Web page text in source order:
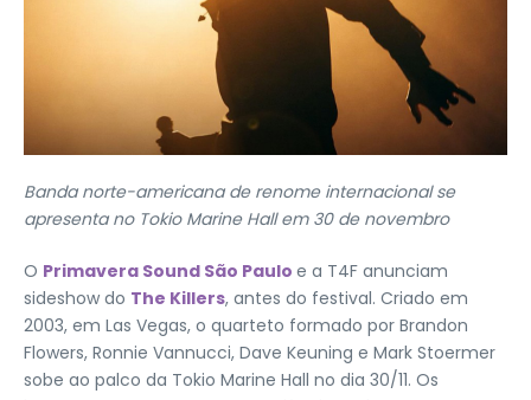
Banda norte-americana de renome internacional se
apresenta no Tokio Marine Hall em 30 de novembro
O Primavera Sound São Paulo e a T4F anunciam
sideshow do The Killers, antes do festival. Criado em
2003, em Las Vegas, o quarteto formado por Brandon
Flowers, Ronnie Vannucci, Dave Keuning e Mark Stoermer
sobe ao palco da Tokio Marine Hall no dia 30/11. Os